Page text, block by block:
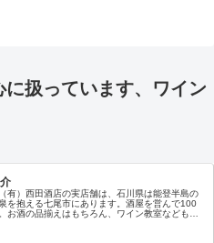
扱っています、ワイン
有）西田酒店の実店舗は、石川県は能登半島の
を抱える七尾市にあります。酒屋を営んで100
お酒の品揃えはもちろん、ワイン教室なども随